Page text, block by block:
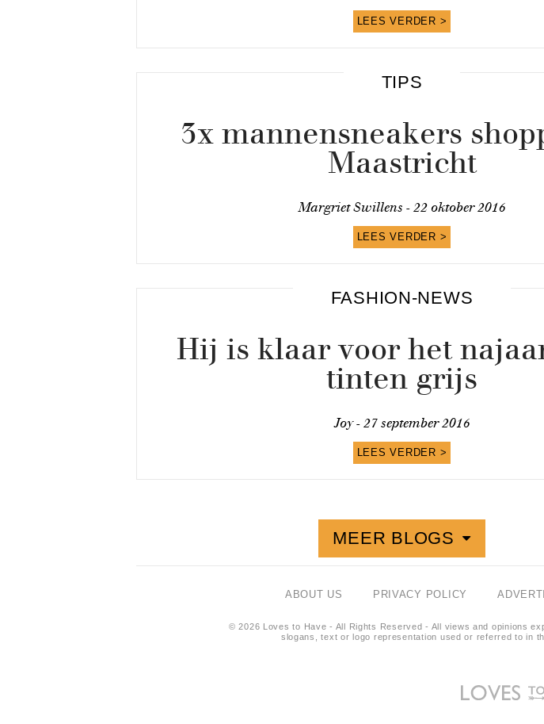
LEES VERDER >
TIPS
3x mannensneakers
Maastricht
Margriet Swillens - 22 oktober 2016
LEES VERDER >
FASHION-NEWS
Hij is klaar voor het
tinten grijs
Joy - 27 september 2016
LEES VERDER >
MEER BLOGS
ABOUT US PRIVACY POLICY
© 2026 Loves to Have - All Rights Reserved - All views and opinions
slogans, text or logo representation used or referred to in